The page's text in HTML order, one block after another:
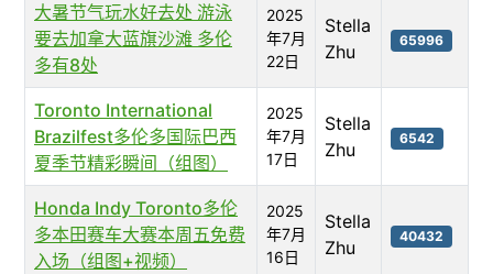
大暑节气玩水好去处 游泳
要去加拿大蓝旗沙滩 多伦
多有8处
2025
年7月
22日
Stella
Zhu
65996
Toronto International
Brazilfest多伦多国际巴西
夏季节精彩瞬间（组图）
2025
年7月
17日
Stella
Zhu
6542
Honda Indy Toronto多伦
多本田赛车大赛本周五免费
入场（组图+视频）
2025
年7月
16日
Stella
Zhu
40432